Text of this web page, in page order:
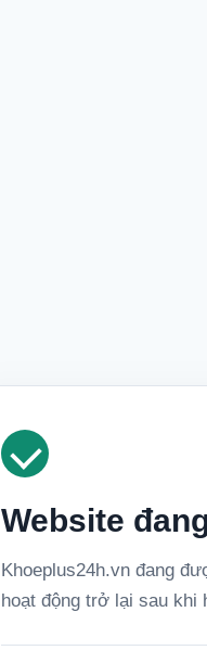
Website
Khoeplus24h.vn đang
hoạt động trở lại sau khi